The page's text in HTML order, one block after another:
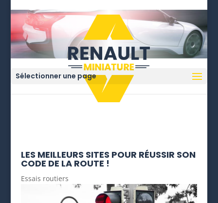
Sélectionner une page
LES MEILLEURS SITES POUR RÉUSSIR SON
CODE DE LA ROUTE !
Essais routiers